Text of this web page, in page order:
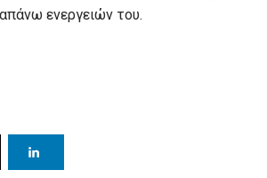
ενεργειών του.